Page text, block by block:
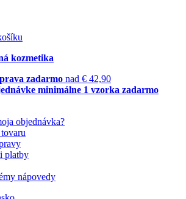
kozmetika
zadarmo nad € 42,90
minimálne 1 vzorka zadarmo
objednávka?
platby
nápovedy